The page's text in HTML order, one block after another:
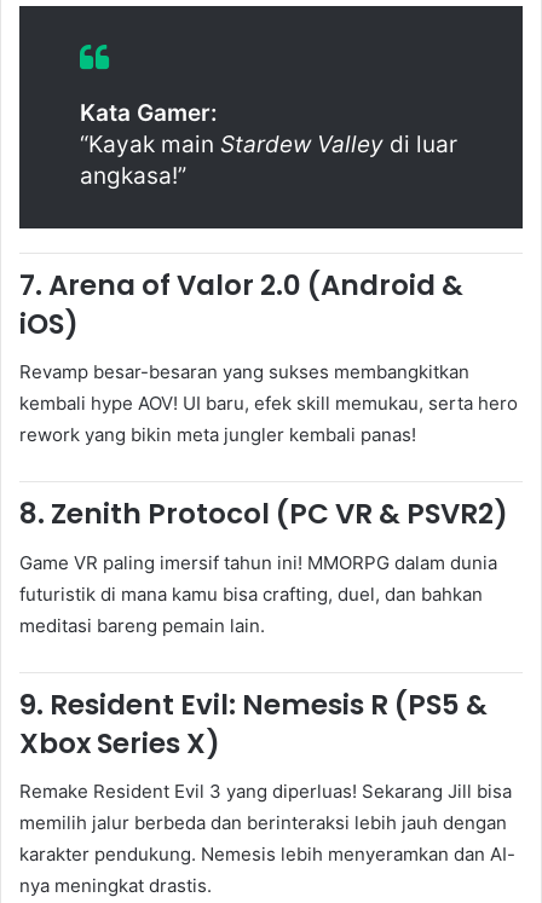
Kata Gamer:
“Kayak main Stardew Valley di luar
angkasa!”
7.Arena of Valor 2.0 (Android &
iOS)
Revamp besar-besaran yang sukses membangkitkan
kembali hype AOV! UI baru, efek skill memukau, serta hero
rework yang bikin meta jungler kembali panas!
8. Zenith Protocol (PC VR & PSVR2)
Game VR paling imersif tahun ini! MMORPG dalam dunia
futuristik di mana kamu bisa crafting, duel, dan bahkan
meditasi bareng pemain lain.
9. Resident Evil: Nemesis R (PS5 &
Xbox Series X)
Remake Resident Evil 3 yang diperluas! Sekarang Jill bisa
memilih jalur berbeda dan berinteraksi lebih jauh dengan
karakter pendukung. Nemesis lebih menyeramkan dan AI-
nya meningkat drastis.